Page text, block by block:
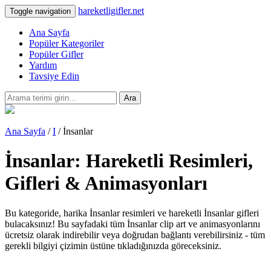
Toggle navigation hareketligifler.net
Ana Sayfa
Popüler Kategoriler
Popüler Gifler
Yardım
Tavsiye Edin
Ara
Ana Sayfa /I / İnsanlar
İnsanlar: Hareketli Resimleri,
Gifleri & Animasyonları
Bu kategoride, harika İnsanlar resimleri ve hareketli İnsanlar gifleri
bulacaksınız! Bu sayfadaki tüm İnsanlar clip art ve animasyonlarını
ücretsiz olarak indirebilir veya doğrudan bağlantı verebilirsiniz - tüm
gerekli bilgiyi çizimin üstüne tıkladığınızda göreceksiniz.